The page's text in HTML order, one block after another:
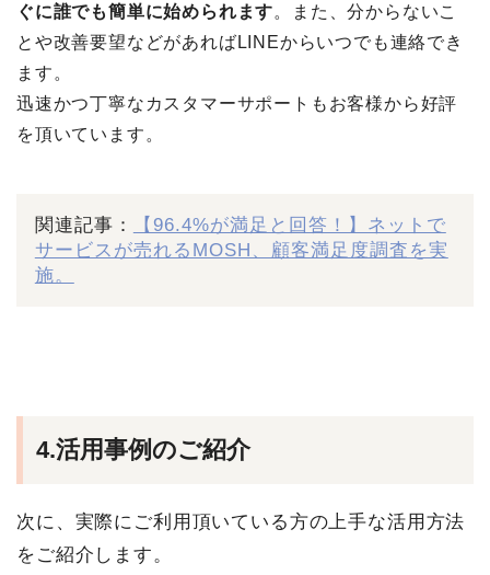
ぐに誰でも簡単に始められます。また、分からないこ
とや改善要望などがあればLINEからいつでも連絡でき
ます。
迅速かつ丁寧なカスタマーサポートもお客様から好評
を頂いています。
関連記事：
【96.4%が満足と回答！】ネットで
サービスが売れるMOSH、顧客満足度調査を実
施。
4.活用事例のご紹介
次に、実際にご利用頂いている方の上手な活用方法
をご紹介します。